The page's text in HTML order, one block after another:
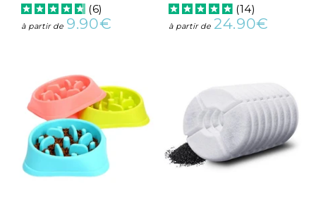
(6)
à partir de Prix
9.90€
(14)
à partir de Prix
24.90€